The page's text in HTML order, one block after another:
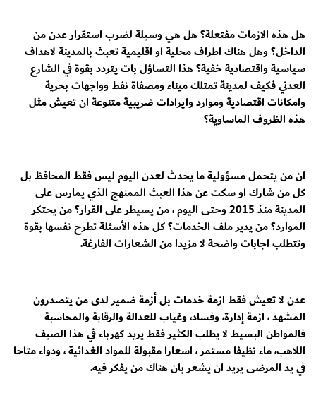
هل هذه الازمات مفتعلة؟ هل هي وسيلة لضرب استقرار عدن من
الداخل؟ وهل هناك اطراف محلية او اقليمية تعبث بالمدينة لاهداف
سياسية واقتصادية خفية؟ هذا التساؤل بات يتردد بقوة في الشارع
العدني فكيف لمدينة تمتلك ميناء ومصفاة نفط وواجهات بحرية
وامكانات اقتصادية وموارد وايرادات ضريبية متنوعة ان تعيش مثل
هذه الظروف الماساوية؟
ان من يتحمل مسؤولية ما يحدث لعدن اليوم ليس فقط المحافظ بل
كل من شارك او سكت عن هذا العبث الممنهج الذي يمارس على
المدينة منذ 2015 وحتى اليوم ، من يسيطر على القرار؟ من يحتكر
الموارد؟ من يدير ملف الخدمات؟ كل هذه الأسئلة تطرح نفسها بقوة
وتتطلب اجابات واضحة لا مزيدا من الشعارات الفارغة.
عدن لا تعيش فقط ازمة خدمات بل أزمة ضمير لدى من يتصدرون
المشهد ، ازمة إدارة، وفساد، وغياب للعدالة والرقابة والمحاسبة
فالمواطن البسيط لا يطلب الكثير فقط يريد كهرباء في هذا الصيف
اللاهب، ماء نظيفا مستمر ، اسعارا مقبولة للمواد الغدائية ، ودواء متاحا
في يد المرضى يريد ان يشعر بان هناك من يفكر فيه.